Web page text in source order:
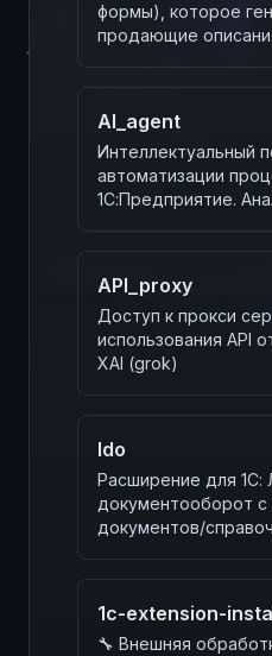
формы), которое
продающие
дополн…
AI_agent
Интеллектуальный
автоматизации
1С:Предприятие.
API_proxy
Доступ к прокси
использования API
XAI (grok)
ldo
Расширение для 1С:
документооборот с
документов/
1c-extension-
🔧 Внешняя